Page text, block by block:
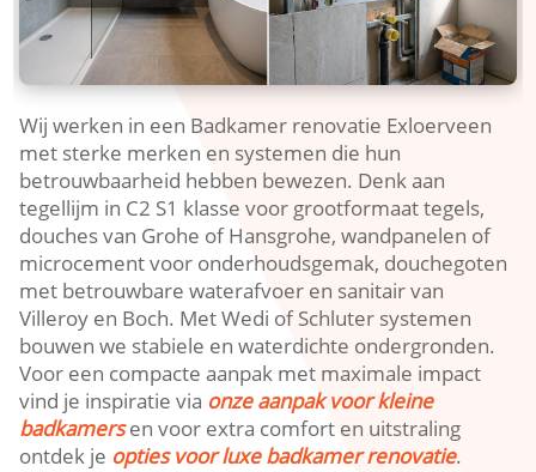
Wij werken in een Badkamer renovatie Exloerveen
met sterke merken en systemen die hun
betrouwbaarheid hebben bewezen. Denk aan
tegellijm in C2 S1 klasse voor grootformaat tegels,
douches van Grohe of Hansgrohe, wandpanelen of
microcement voor onderhoudsgemak, douchegoten
met betrouwbare waterafvoer en sanitair van
Villeroy en Boch. Met Wedi of Schluter systemen
bouwen we stabiele en waterdichte ondergronden.
Voor een compacte aanpak met maximale impact
vind je inspiratie via onze aanpak voor kleine
badkamersen voor extra comfort en uitstraling
ontdek je opties voor luxe badkamer renovatie.